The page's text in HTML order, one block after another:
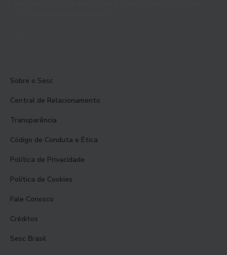
Sobre o Sesc
Central de Relacionamento
Transparência
Código de Conduta e Ética
Política de Privacidade
Política de Cookies
Fale Conosco
Créditos
Sesc Brasil